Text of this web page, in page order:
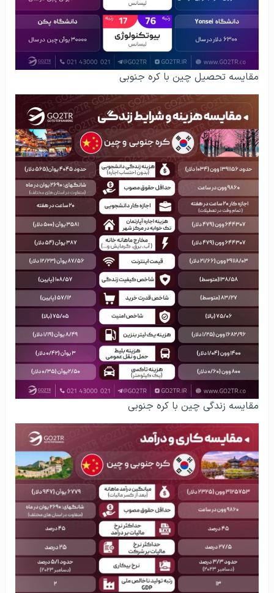
مقایسه تحصیل چین با کره جنوبی
مقایسه زندگی چین با کره جنوبی